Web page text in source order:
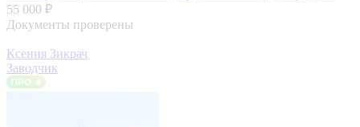
55 000 ₽
Документы проверены
Ксения Зикрач
Заводчик